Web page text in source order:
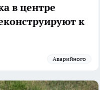
в центре
к
аварийного